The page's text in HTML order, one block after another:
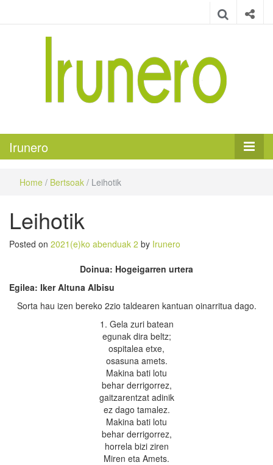
Irunero
Home / Bertsoak / Leihotik
Leihotik
Posted on 2021(e)ko abenduak 2 by Irunero
Doinua: Hogeigarren urtera
Egilea: Iker Altuna Albisu
Sorta hau izen bereko 2zio taldearen kantuan oinarritua dago.
1. Gela zuri batean
egunak dira beltz;
ospitalea etxe,
osasuna amets.
Makina bati lotu
behar derrigorrez,
gaitzarentzat adinik
ez dago tamalez.
Makina bati lotu
behar derrigorrez,
horrela bizi ziren
Miren eta Amets.